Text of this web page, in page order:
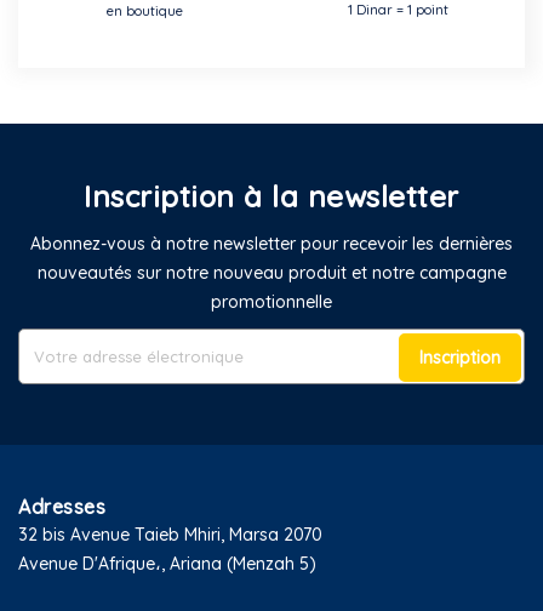
en boutique 1 Dinar = 1 point
Inscription à la newsletter
Abonnez-vous à notre newsletter pour recevoir les dernières
nouveautés sur notre nouveau produit et notre campagne
promotionnelle
Inscription
Adresses
32 bis Avenue Taieb Mhiri, Marsa 2070
Avenue D'Afrique،, Ariana (Menzah 5)